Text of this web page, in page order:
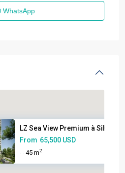
WhatsApp
LZ Sea View Premium à
From 65,500 USD
· · 45 m2